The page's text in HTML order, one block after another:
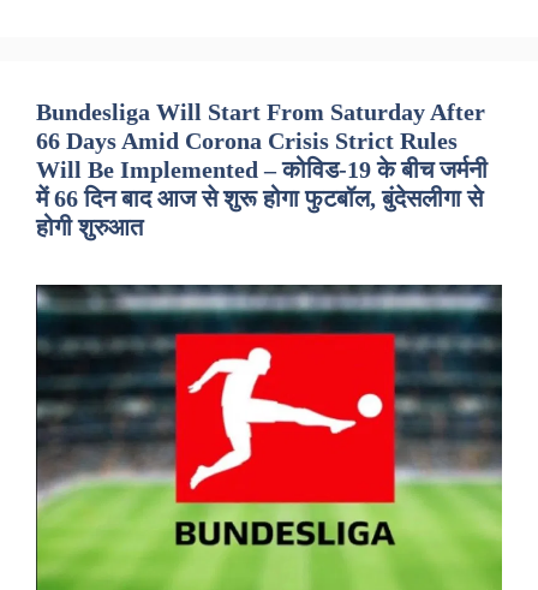
Bundesliga Will Start From Saturday After
66 Days Amid Corona Crisis Strict Rules
Will Be Implemented – कोविड-19 के बीच जर्मनी
में 66 दिन बाद आज से शुरू होगा फुटबॉल, बुंदेसलीगा से
होगी शुरुआत